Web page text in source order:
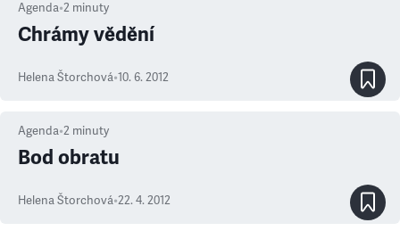
Agenda•2 minuty
Chrámy vědění
Helena Štorchová•10. 6. 2012
Agenda•2 minuty
Bod obratu
Helena Štorchová•22. 4. 2012